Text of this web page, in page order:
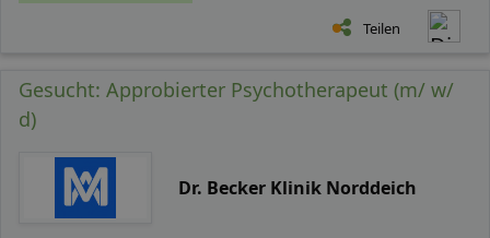
Teilen
Gesucht: Approbierter Psychotherapeut (m/ w/
d)
Dr. Becker Klinik Norddeich